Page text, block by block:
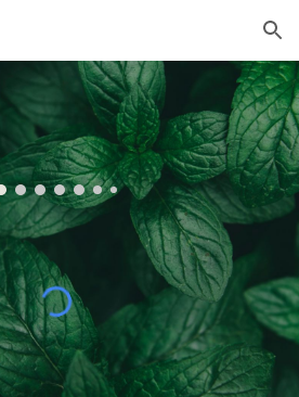
Skip to navigation